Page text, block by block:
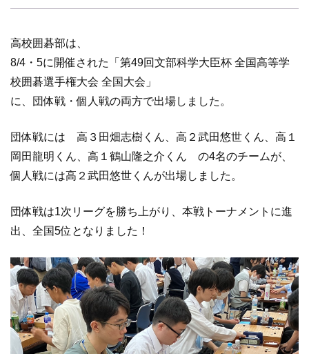
高校囲碁部は、
8/4・5に開催された「第49回文部科学大臣杯 全国高等学
校囲碁選手権大会 全国大会」
に、団体戦・個人戦の両方で出場しました。
団体戦には 高３田畑志樹くん、高２武田悠世くん、高１
岡田龍明くん、高１鶴山隆之介くん の4名のチームが、
個人戦には高２武田悠世くんが出場しました。
団体戦は1次リーグを勝ち上がり、本戦トーナメントに進
出、全国5位となりました！